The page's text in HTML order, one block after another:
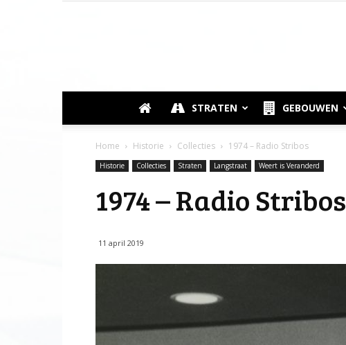
STRATEN GEBOUWEN
Home Historie Collecties 1974 – Radio Stribos
Historie Collecties Straten Langstraat Weert is Veranderd
1974 – Radio Stribos
11 april 2019